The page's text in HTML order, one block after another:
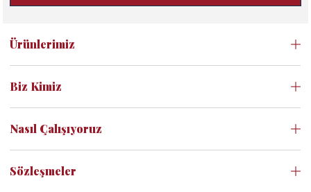
Ürünlerimiz
Biz Kimiz
Nasıl Çalışıyoruz
Sözleşmeler